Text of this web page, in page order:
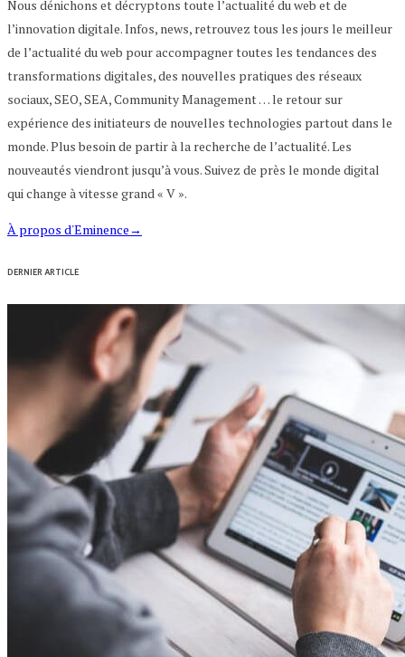
Nous dénichons et décryptons toute l’actualité du web et de
l’innovation digitale. Infos, news, retrouvez tous les jours le meilleur
de l’actualité du web pour accompagner toutes les tendances des
transformations digitales, des nouvelles pratiques des réseaux
sociaux, SEO, SEA, Community Management … le retour sur
expérience des initiateurs de nouvelles technologies partout dans le
monde. Plus besoin de partir à la recherche de l’actualité. Les
nouveautés viendront jusqu’à vous. Suivez de près le monde digital
qui change à vitesse grand « V ».
À propos d'Eminence→
DERNIER ARTICLE